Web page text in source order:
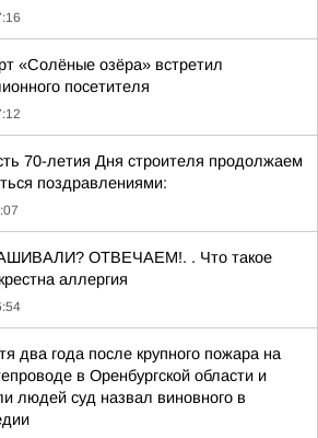
«Солёные озёра» встретил
посетителя
70-летия Дня строителя продолжаем
поздравлениями:
ОТВЕЧАЕМ!. . Что такое
аллергия
два года после крупного пожара на
в Оренбургской области и
людей суд назвал виновного в